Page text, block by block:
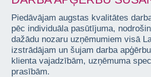
Piedāvājam augstas kvalitātes
pēc individuāla pasūtījuma,
dažādu nozaru uzņēmumiem visā
izstrādājam un šujam darba
klienta vajadzībām, uzņēmuma
prasībām.